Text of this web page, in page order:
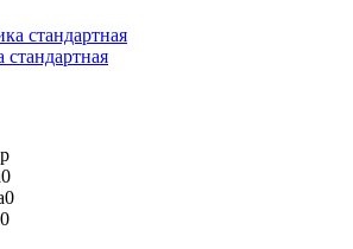
стандартная
0
0
0